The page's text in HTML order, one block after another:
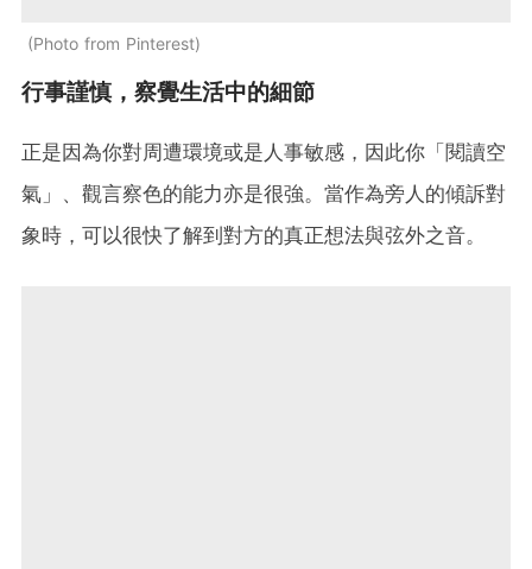
Photo from Pinterest
行事謹慎，察覺生活中的細節
正是因為你對周遭環境或是人事敏感，因此你「閱讀空
氣」、觀言察色的能力亦是很強。當作為旁人的傾訴對
象時，可以很快了解到對方的真正想法與弦外之音。